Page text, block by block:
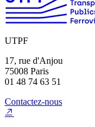
UTPF
17, rue d'Anjou
75008 Paris
01 48 74 63 51
Contactez-nous